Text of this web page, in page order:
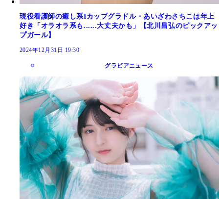
現役看護師の癒し系Iカップグラドル・あいざわさちこは年上
好き「オラオラ系も......大丈夫かも」【北川昌弘のピックアッ
プガール】
2024年12月31日 19:30
グラビアニュース